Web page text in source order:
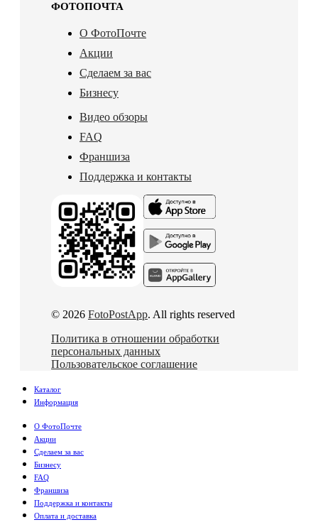
ФОТОПОЧТА
О ФотоПочте
Акции
Сделаем за вас
Бизнесу
Видео обзоры
FAQ
Франшиза
Поддержка и контакты
© 2026 FotoPostApp. All rights reserved
Политика в отношении обработки
персональных данных
Пользовательское соглашение
Каталог
Информация
О ФотоПочте
Акции
Сделаем за вас
Бизнесу
FAQ
Франшиза
Поддержка и контакты
Оплата и доставка